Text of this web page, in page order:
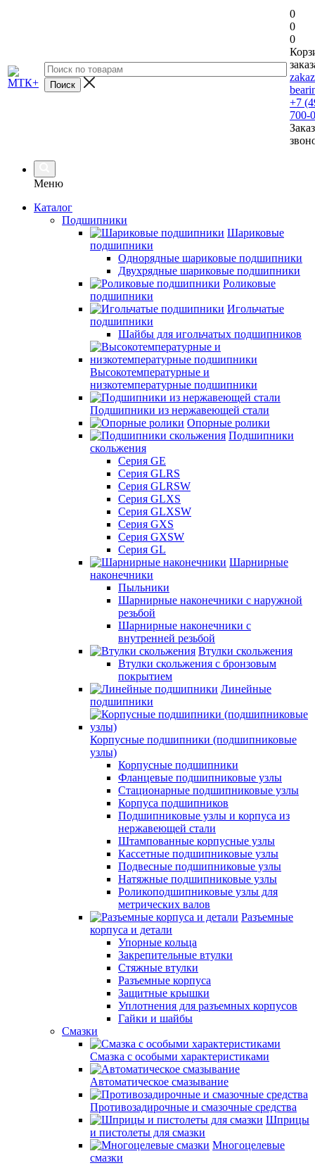
0
0
0
+7
700-
Меню
Каталог
Подшипники
Шариковые
подшипники
Однорядные шариковые подшипники
Двухрядные шариковые подшипники
Роликовые
подшипники
Игольчатые
подшипники
Шайбы для игольчатых подшипников
Высокотемпературные и
низкотемпературные подшипники
Подшипники из нержавеющей стали
Опорные ролики
Подшипники
скольжения
Серия GE
Серия GLRS
Серия GLRSW
Серия GLXS
Серия GLXSW
Серия GXS
Серия GXSW
Серия GL
Шарнирные
наконечники
Пыльники
Шарнирные наконечники с наружной
резьбой
Шарнирные наконечники с
внутренней резьбой
Втулки скольжения
Втулки скольжения с бронзовым
покрытием
Линейные
подшипники
Корпусные подшипники (подшипниковые
узлы)
Корпусные подшипники
Фланцевые подшипниковые узлы
Стационарные подшипниковые узлы
Корпуса подшипников
Подшипниковые узлы и корпуса из
нержавеющей стали
Штампованные корпусные узлы
Кассетные подшипниковые узлы
Подвесные подшипниковые узлы
Натяжные подшипниковые узлы
Роликоподшипниковые узлы для
метрических валов
Разъемные
корпуса и детали
Упорные кольца
Закрепительные втулки
Стяжные втулки
Разъемные корпуса
Защитные крышки
Уплотнения для разъемных корпусов
Гайки и шайбы
Смазки
Смазка с особыми характеристиками
Автоматическое смазывание
Противозадирочные и смазочные средства
Шприцы
и пистолеты для смазки
Многоцелевые
смазки